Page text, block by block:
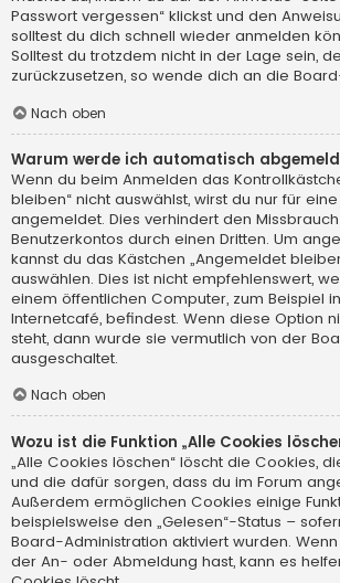
Passwort vergessen“ klickst und den
solltest du dich schnell wieder anmelden
Solltest du trotzdem nicht in der Lage sein,
zurückzusetzen, so wende dich an die
Nach oben
Warum werde ich automatisch
Wenn du beim Anmelden das
bleiben“ nicht auswählst, wirst du nur für eine
angemeldet. Dies verhindert den
Benutzerkontos durch einen Dritten. Um
kannst du das Kästchen „Angemeldet
auswählen. Dies ist nicht empfehlenswert,
einem öffentlichen Computer, zum Beispiel
Internetcafé, befindest. Wenn diese Option
steht, dann wurde sie vermutlich von der
ausgeschaltet.
Nach oben
Wozu ist die Funktion „Alle Cookies
„Alle Cookies löschen“ löscht die Cookies,
und die dafür sorgen, dass du im Forum
Außerdem ermöglichen Cookies einige
beispielsweise den „Gelesen“-Status –
Board-Administration aktiviert wurden.
der An- oder Abmeldung hast, kann es